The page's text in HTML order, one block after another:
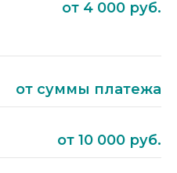
от 4 000 руб.
от суммы платежа
от 10 000 руб.